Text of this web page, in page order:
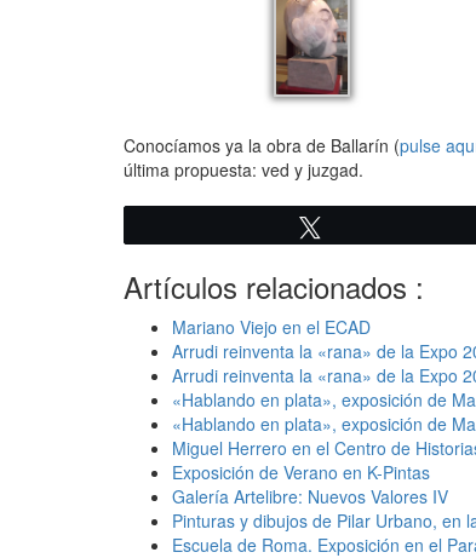
Conocíamos ya la obra de Ballarín (pulse
última propuesta: ved y juzgad.
Artículos relacionados :
Mariano Viejo en el ECAD
Arrudi reinventa la «rana» de la Expo
Arrudi reinventa la «rana» de la Expo
«Hablando en plata», exposición de
«Hablando en plata», exposición de
Miguel Herrero en el Centro de
Exposición de Verano en K-Pintas
Galería Artelibre: Nuevos Valores IV
Pinturas y dibujos de Pilar Urbano, en
Escuela de Roma. Exposición en el